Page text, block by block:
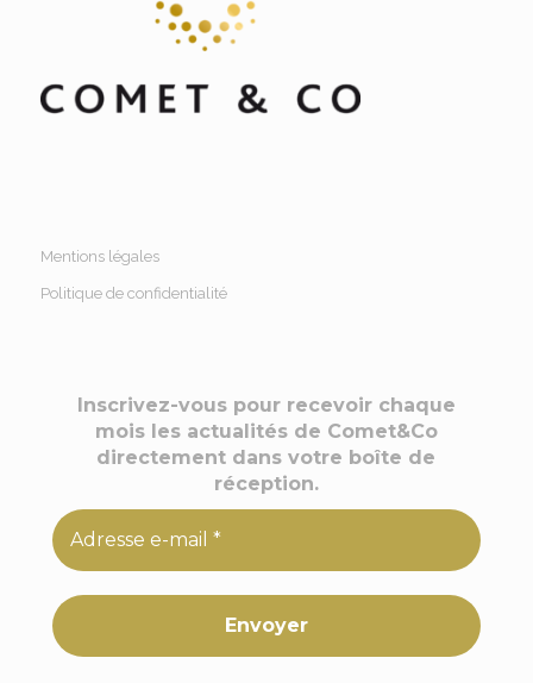
Mentions légales
Politique de confidentialité
Inscrivez-vous pour recevoir chaque
mois les actualités de Comet&Co
directement dans votre boîte de
réception.